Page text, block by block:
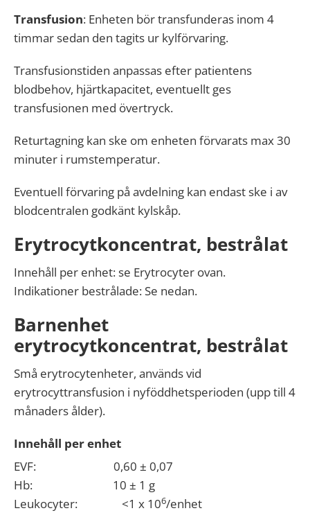
Transfusion: Enheten bör transfunderas inom 4
timmar sedan den tagits ur kylförvaring.
Transfusionstiden anpassas efter patientens
blodbehov, hjärtkapacitet, eventuellt ges
transfusionen med övertryck.
Returtagning kan ske om enheten förvarats max 30
minuter i rumstemperatur.
Eventuell förvaring på avdelning kan endast ske i av
blodcentralen godkänt kylskåp.
Erytrocytkoncentrat, bestrålat
Innehåll per enhet: se Erytrocyter ovan.
Indikationer bestrålade: Se nedan.
Barnenhet
erytrocytkoncentrat, bestrålat
Små erytrocytenheter, används vid
erytrocyttransfusion i nyföddhetsperioden (upp till 4
månaders ålder).
Innehåll per enhet
EVF: 0,60 ± 0,07
Hb: 10 ± 1 g
Leukocyter: <1 x 106/enhet